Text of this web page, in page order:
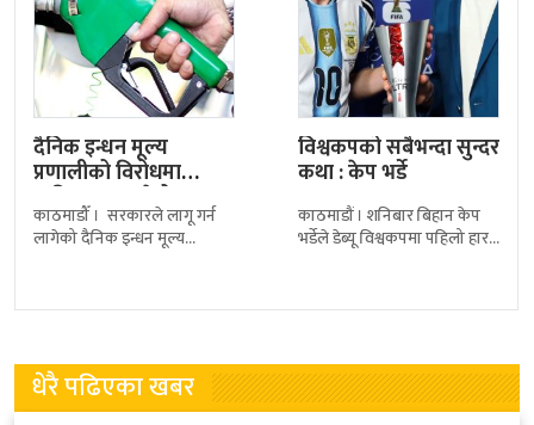
दैनिक इन्धन मूल्य
प्रणालीको विरोधमा
पाकिस्तानभर पेट्रोल पम्प
बन्द गर्ने…
काठमाडौँ । सरकारले लागू गर्न
लागेको दैनिक इन्धन मूल्य
सञ्चालकहरूले बुधबार रातिदेखि
विश्वकपको सबैभन्दा सुन्दर
कथा : केप भर्डे
काठमाडौं । शनिबार बिहान केप
भर्डेले डेब्यू विश्वकपमा पहिलो हार
धेरै पढिएका खबर